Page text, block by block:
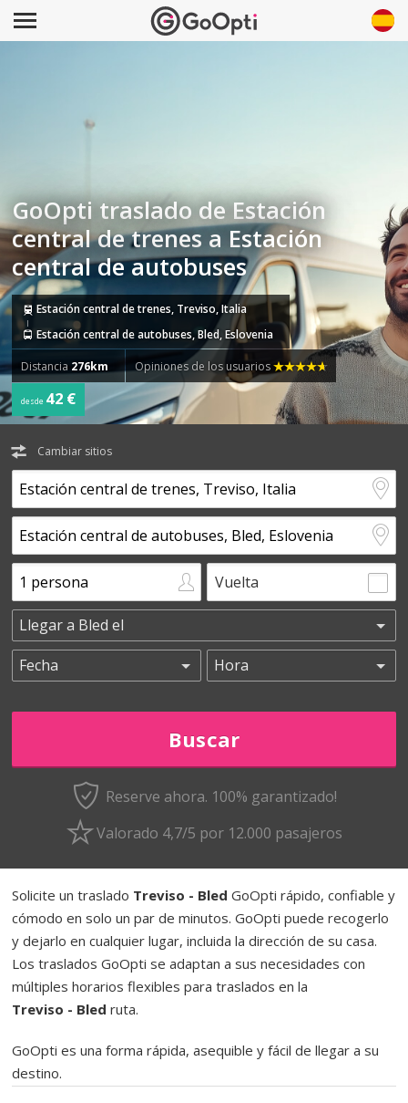
GoOpti traslado de Estación
central de trenes a Estación
central de autobuses
Estación central de trenes, Treviso, Italia
Estación central de autobuses, Bled, Eslovenia
Distancia 276km Opiniones de los usuarios
desde 42 €
Cambiar sitios
Vuelta
Reserve ahora. 100% garantizado!
Valorado 4,7/5 por 12.000 pasajeros
Solicite un traslado Treviso - Bled GoOpti rápido, confiable y
cómodo en solo un par de minutos. GoOpti puede recogerlo
y dejarlo en cualquier lugar, incluida la dirección de su casa.
Los traslados GoOpti se adaptan a sus necesidades con
múltiples horarios flexibles para traslados en la
Treviso - Bled ruta.
GoOpti es una forma rápida, asequible y fácil de llegar a su
destino.